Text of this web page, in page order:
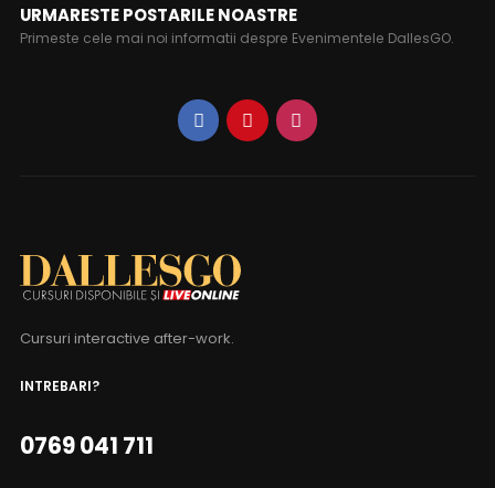
URMARESTE POSTARILE NOASTRE
Primeste cele mai noi informatii despre Evenimentele DallesGO.
Cursuri interactive after-work.
INTREBARI?
0769 041 711